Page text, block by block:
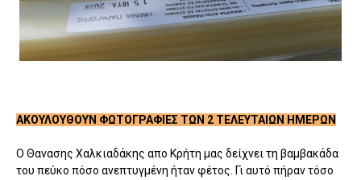
ΑΚΟΥΛΟΥΘΟΥΝ ΦΩΤΟΓΡΑΦΙΕΣ ΤΩΝ 2 ΤΕΛΕΥΤΑΙΩΝ ΗΜΕΡΩΝ
Ο Θανασης Χαλκιαδάκης απο Κρήτη μας δείχνει τη βαμβακάδα
του πεύκο πόσο ανεπτυγμένη ήταν φέτος. Γι αυτό πήραν τόσο